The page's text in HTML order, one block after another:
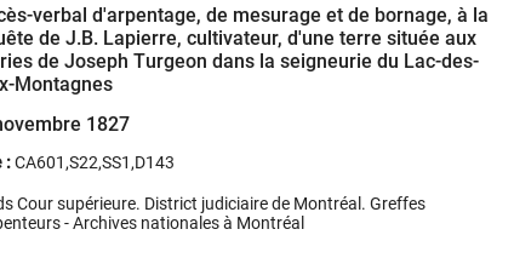
verbal d'arpentage, de mesurage et de bornage, à la
de J.B. Lapierre, cultivateur, d'une terre située aux
de Joseph Turgeon dans la seigneurie du Lac-des-
Montagnes
1827
:CA601,S22,SS1,D143
Cour supérieure. District judiciaire de Montréal. Greffes
- Archives nationales à Montréal